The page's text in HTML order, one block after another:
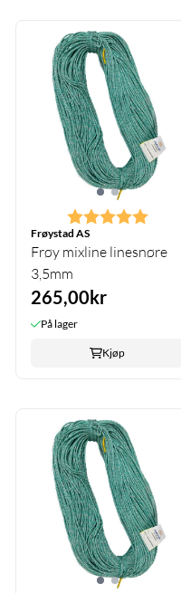
Karakter: 5.0
Frøystad AS
Frøy mixline linesnøre
3,5mm
265,00kr
På lager
Kjøp